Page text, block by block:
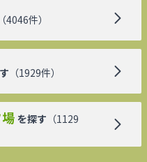
（4046件）
（1929件）
を探す （1129